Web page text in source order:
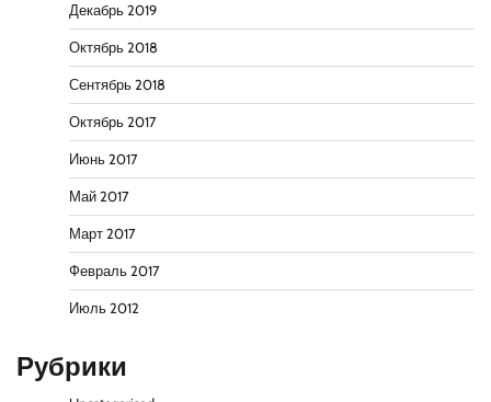
Декабрь 2019
Октябрь 2018
Сентябрь 2018
Октябрь 2017
Июнь 2017
Май 2017
Март 2017
Февраль 2017
Июль 2012
Рубрики